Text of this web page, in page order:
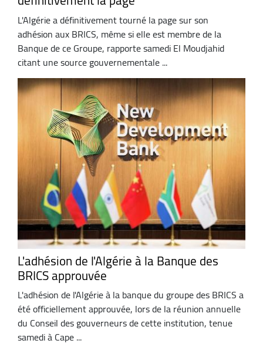
L'Algérie a définitivement tourné la page sur son
adhésion aux BRICS, même si elle est membre de la
Banque de ce Groupe, rapporte samedi El Moudjahid
citant une source gouvernementale ...
L'adhésion de l'Algérie à la Banque des
BRICS approuvée
L'adhésion de l'Algérie à la banque du groupe des BRICS a
été officiellement approuvée, lors de la réunion annuelle
du Conseil des gouverneurs de cette institution, tenue
samedi à Cape ...